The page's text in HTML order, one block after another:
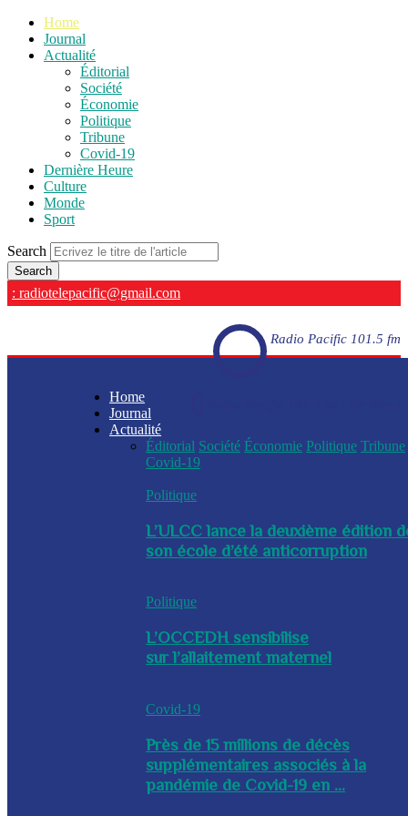
Home
Journal
Actualité
Éditorial
Société
Économie
Politique
Tribune
Covid-19
Dernière Heure
Culture
Monde
Sport
Search
: radiotelepacific@gmail.com
Radio Pacific 101.5 fm
Home
Journal
Actualité
Éditorial Société Économie Politique Tribune
Covid-19
Politique
L’ULCC lance la deuxième édition
son école d’été anticorruption
Politique
L’OCCEDH sensibilise
sur l’allaitement maternel
Covid-19
Près de 15 millions de décès
supplémentaires associés à la
pandémie de Covid-19 en ...